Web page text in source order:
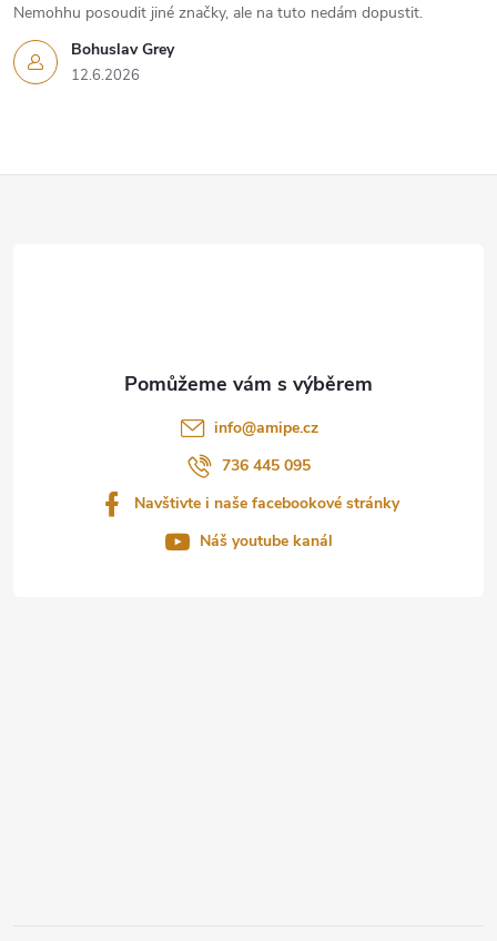
Bohuslav Grey
12.6.2026
Nemohhu posoudit jiné značky, ale na tuto nedám dopustit.
info@amipe.cz
736 445 095
Navštivte i naše facebookové stránky
Náš youtube kanál